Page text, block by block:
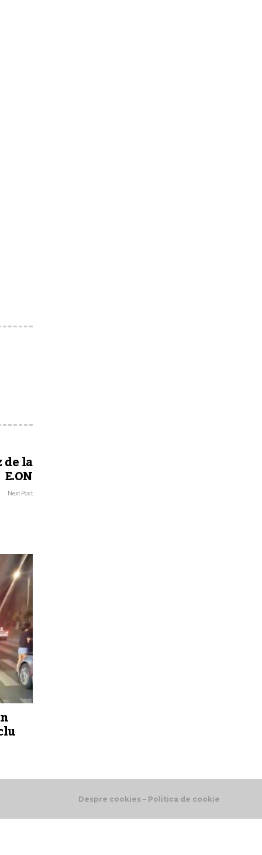
de la
E.ON
Next Post
Despre cookies – Politica de cookie